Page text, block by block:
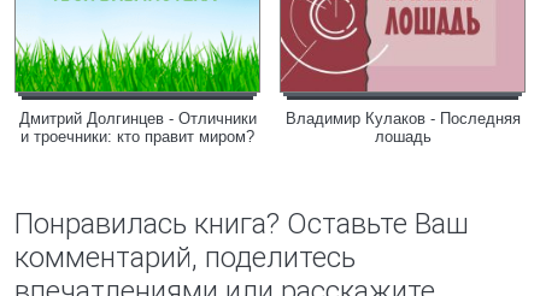
Дмитрий Долгинцев - Отличники
и троечники: кто правит миром?
Владимир Кулаков - Последняя
лошадь
Понравилась книга? Оставьте Ваш
комментарий, поделитесь